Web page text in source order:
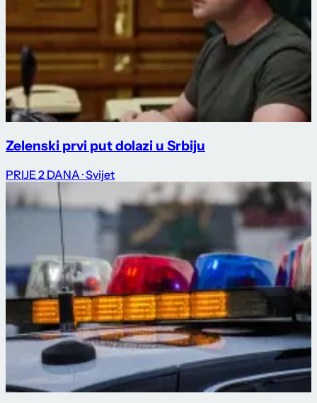
Zelenski prvi put dolazi u Srbiju
PRIJE 2 DANA · Svijet